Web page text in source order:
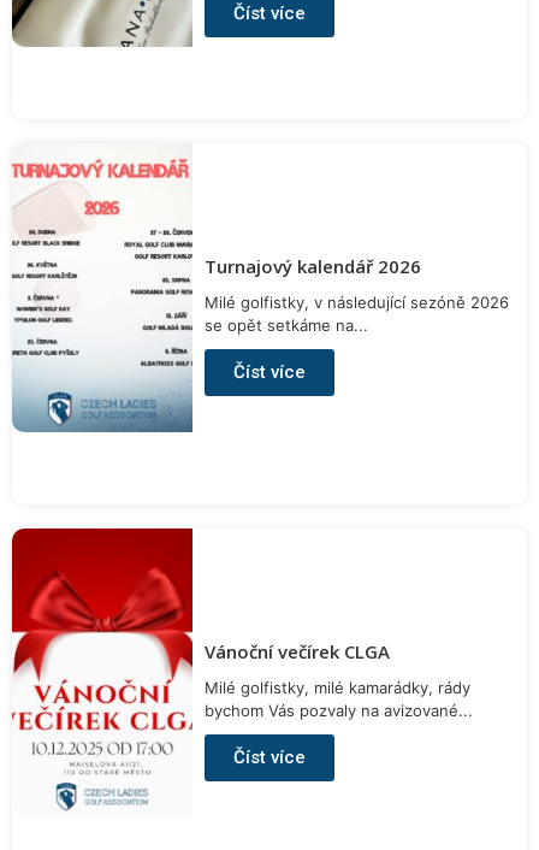
Číst více
Turnajový kalendář 2026
Milé golfistky, v následující sezóně 2026
se opět setkáme na...
Číst více
Vánoční večírek CLGA
Milé golfistky, milé kamarádky, rády
bychom Vás pozvaly na avizované...
Číst více